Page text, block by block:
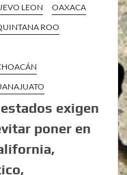
LEON
OAXACA
ROO
exigen
poner en